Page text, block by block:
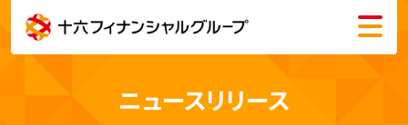
メニュー
会社情報
株主・投資家情報ニュースリリース